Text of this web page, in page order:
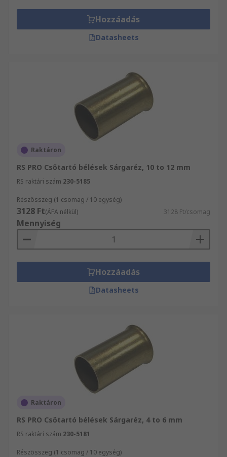
örömmel állnak az Ön rendelkezésére. Rendeljen
"Push fit" gyorscsatlakozó kiegészítők közül még
ma és profitáljon a másnapi kiszállításból! Akár
másnapi szállítási szolgáltatásunkból. Biztosak
vagyunk abban, hogy termékkínálatunkban
megtalálja az igényeinek megfelelő termékeket.
Hozzáadás
Datasheets
Raktáron
RS PRO Csőtartó bélések Sárgaréz, 10 to 12 mm
RS raktári szám 230-5185
Részösszeg (1 csomag / 10 egység)
3128 Ft(ÁFA nélkül) 3128 Ft/csomag
Mennyiség
Hozzáadás
Datasheets
Raktáron
RS PRO Csőtartó bélések Sárgaréz, 4 to 6 mm
RS raktári szám 230-5181
Részösszeg (1 csomag / 10 egység)